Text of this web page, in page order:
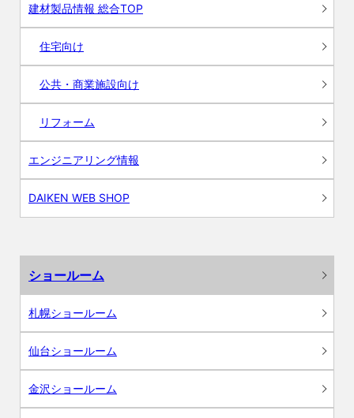
建材製品情報 総合TOP
住宅向け
公共・商業施設向け
リフォーム
エンジニアリング情報
DAIKEN WEB SHOP
ショールーム
札幌ショールーム
仙台ショールーム
金沢ショールーム